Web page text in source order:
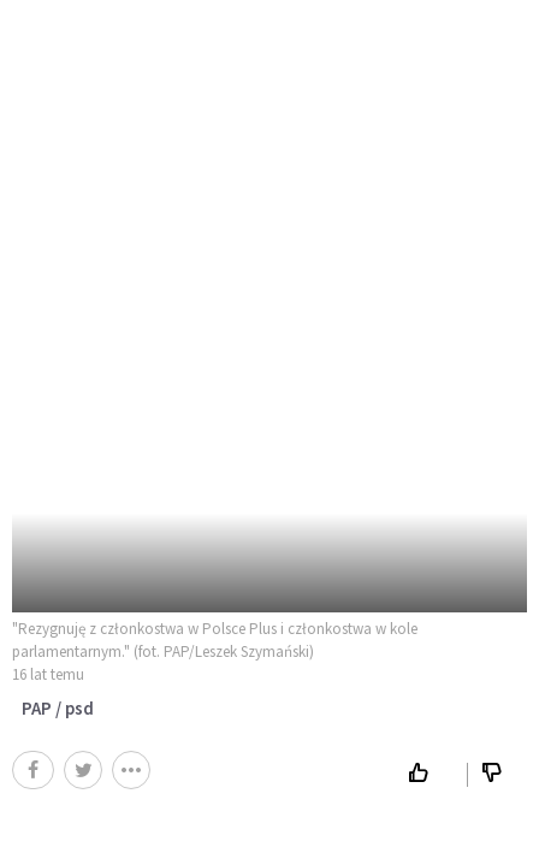
"Rezygnuję z członkostwa w Polsce Plus i członkostwa w kole
parlamentarnym." (fot. PAP/Leszek Szymański)
16 lat temu
PAP / psd